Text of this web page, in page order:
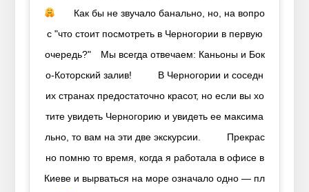
⠀ ⠀ Как бы не звучало банально, но, на вопро
с "что стоит посмотреть в Черногории в первую
очередь?"⠀ Мы всегда отвечаем: Каньоны и Бок
о-Которский залив!⠀ ⠀⠀ В Черногории и соседн
их странах предостаточно красот, но если вы хо
тите увидеть Черногорию и увидеть ее максима
льно, то вам на эти две экскурсии.⠀ ⠀⠀ Прекрас
но помню то время, когда я работала в офисе в
Киеве и вырваться на море означало одно — пл